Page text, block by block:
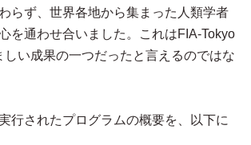
らず、世界各地から集まった人類学者
を通わせ合いました。これはFIA-Tokyo
しい成果の一つだったと言えるのではな
行されたプログラムの概要を、以下に